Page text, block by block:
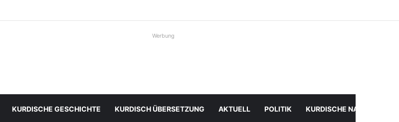
Werbung
KURDISCHE GESCHICHTE KURDISCH ÜBERSETZUNG AKTUELL POLITIK KURDISCHE